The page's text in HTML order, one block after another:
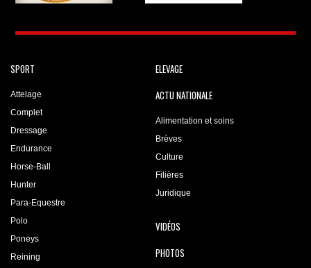
SPORT
Attelage
Complet
Dressage
Endurance
Horse-Ball
Hunter
Para-Equestre
Polo
Poneys
Reining
ELEVAGE
ACTU NATIONALE
Alimentation et soins
Brèves
Culture
Filières
Juridique
VIDÉOS
PHOTOS